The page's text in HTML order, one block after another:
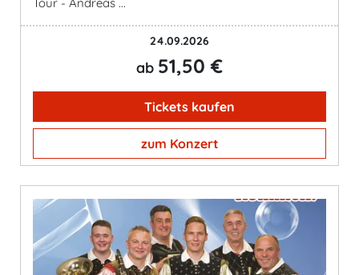
24.09.2026
ab 51,50 €
Tickets kaufen
zum Konzert